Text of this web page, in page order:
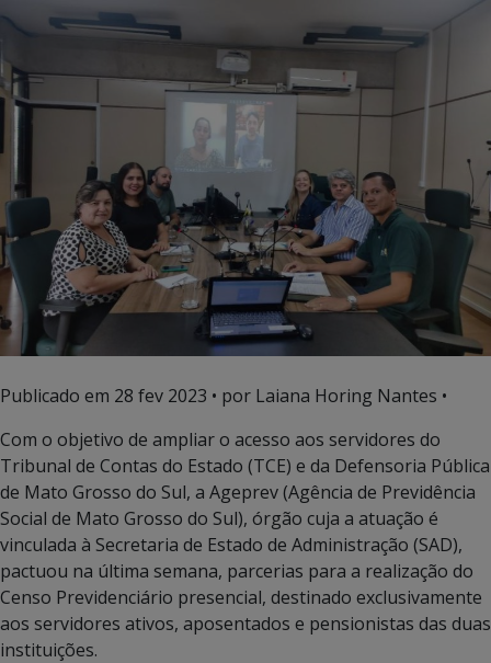
Publicado em 28 fev 2023 • por Laiana Horing Nantes •
Com o objetivo de ampliar o acesso aos servidores do
Tribunal de Contas do Estado (TCE) e da Defensoria Pública
de Mato Grosso do Sul, a Ageprev (Agência de Previdência
Social de Mato Grosso do Sul), órgão cuja a atuação é
vinculada à Secretaria de Estado de Administração (SAD),
pactuou na última semana, parcerias para a realização do
Censo Previdenciário presencial, destinado exclusivamente
aos servidores ativos, aposentados e pensionistas das duas
instituições.